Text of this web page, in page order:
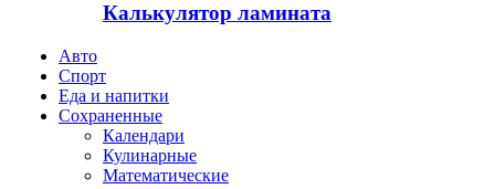
Калькулятор ламината
Авто
Спорт
Еда и напитки
Сохраненные
Календари
Кулинарные
Математические